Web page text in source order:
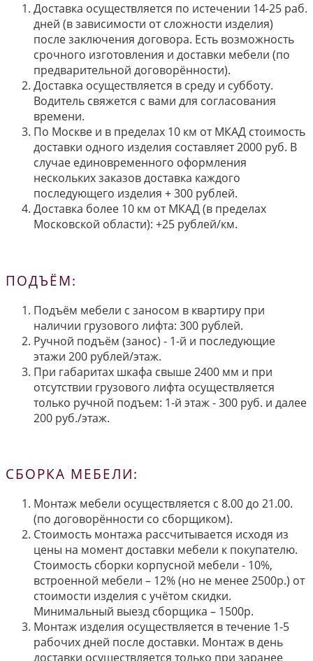
Доставка осуществляется по истечении 14-25 раб.
дней (в зависимости от сложности изделия)
после заключения договора. Есть возможность
срочного изготовления и доставки мебели (по
предварительной договорённости).
Доставка осуществляется в среду и субботу.
Водитель свяжется с вами для согласования
времени.
По Москве и в пределах 10 км от МКАД стоимость
доставки одного изделия составляет 2000 руб. В
случае единовременного оформления
нескольких заказов доставка каждого
последующего изделия + 300 рублей.
Доставка более 10 км от МКАД (в пределах
Московской области): +25 рублей/км.
ПОДЪЁМ:
Подъём мебели с заносом в квартиру при
наличии грузового лифта: 300 рублей.
Ручной подъём (занос) - 1-й и последующие
этажи 200 рублей/этаж.
При габаритах шкафа свыше 2400 мм и при
отсутствии грузового лифта осуществляется
только ручной подъем: 1-й этаж - 300 руб. и далее
200 руб./этаж.
СБОРКА МЕБЕЛИ:
Монтаж мебели осуществляется с 8.00 до 21.00.
(по договорённости со сборщиком).
Стоимость монтажа рассчитывается исходя из
цены на момент доставки мебели к покупателю.
Стоимость сборки корпусной мебели - 10%,
встроенной мебели – 12% (но не менее 2500р.) от
стоимости изделия с учётом скидки.
Минимальный выезд сборщика – 1500р.
Монтаж изделия осуществляется в течение 1-5
рабочих дней после доставки. Монтаж в день
доставки осуществляется только при заранее